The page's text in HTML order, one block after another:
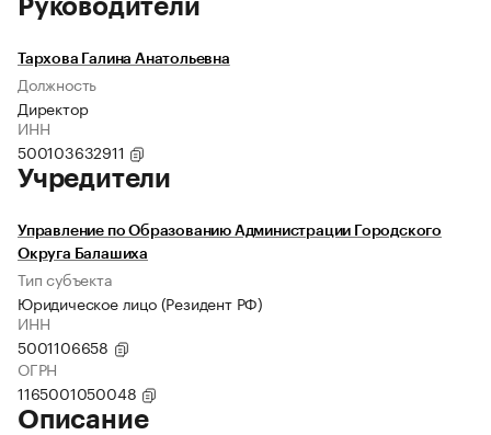
Руководители
Тархова Галина Анатольевна
Должность
Директор
ИНН
500103632911
Учредители
Управление по Образованию Администрации Городского
Округа Балашиха
Тип субъекта
Юридическое лицо (Резидент РФ)
ИНН
5001106658
ОГРН
1165001050048
Описание